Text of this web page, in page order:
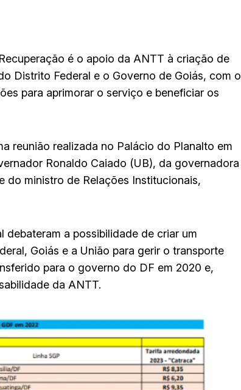
é o apoio da ANTT à criação de
Distrito Federal e o Governo de Goiás, com o
para aprimorar o serviço e beneficiar os
reunião realizada no Palácio do Planalto em
Ronaldo Caiado (UB), da governadora
do ministro de Relações Institucionais,
a possibilidade de criar um
Goiás e a União para gerir o transporte
para o governo do DF em 2020 e,
da ANTT.